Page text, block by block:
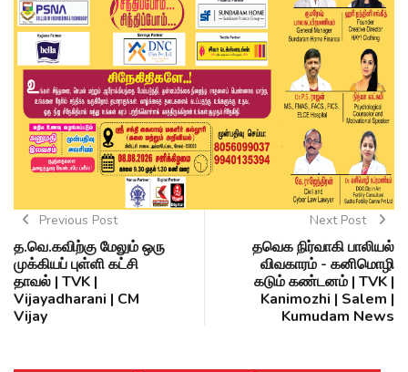
Previous Post
த.வெ.கவிற்கு மேலும் ஒரு
முக்கியப் புள்ளி கட்சி
தாவல் | TVK |
Vijayadharani | CM
Vijay
Next Post
தவெக நிர்வாகி பாலியல்
விவகாரம் - கனிமொழி
கடும் கண்டனம் | TVK |
Kanimozhi | Salem |
Kumudam News